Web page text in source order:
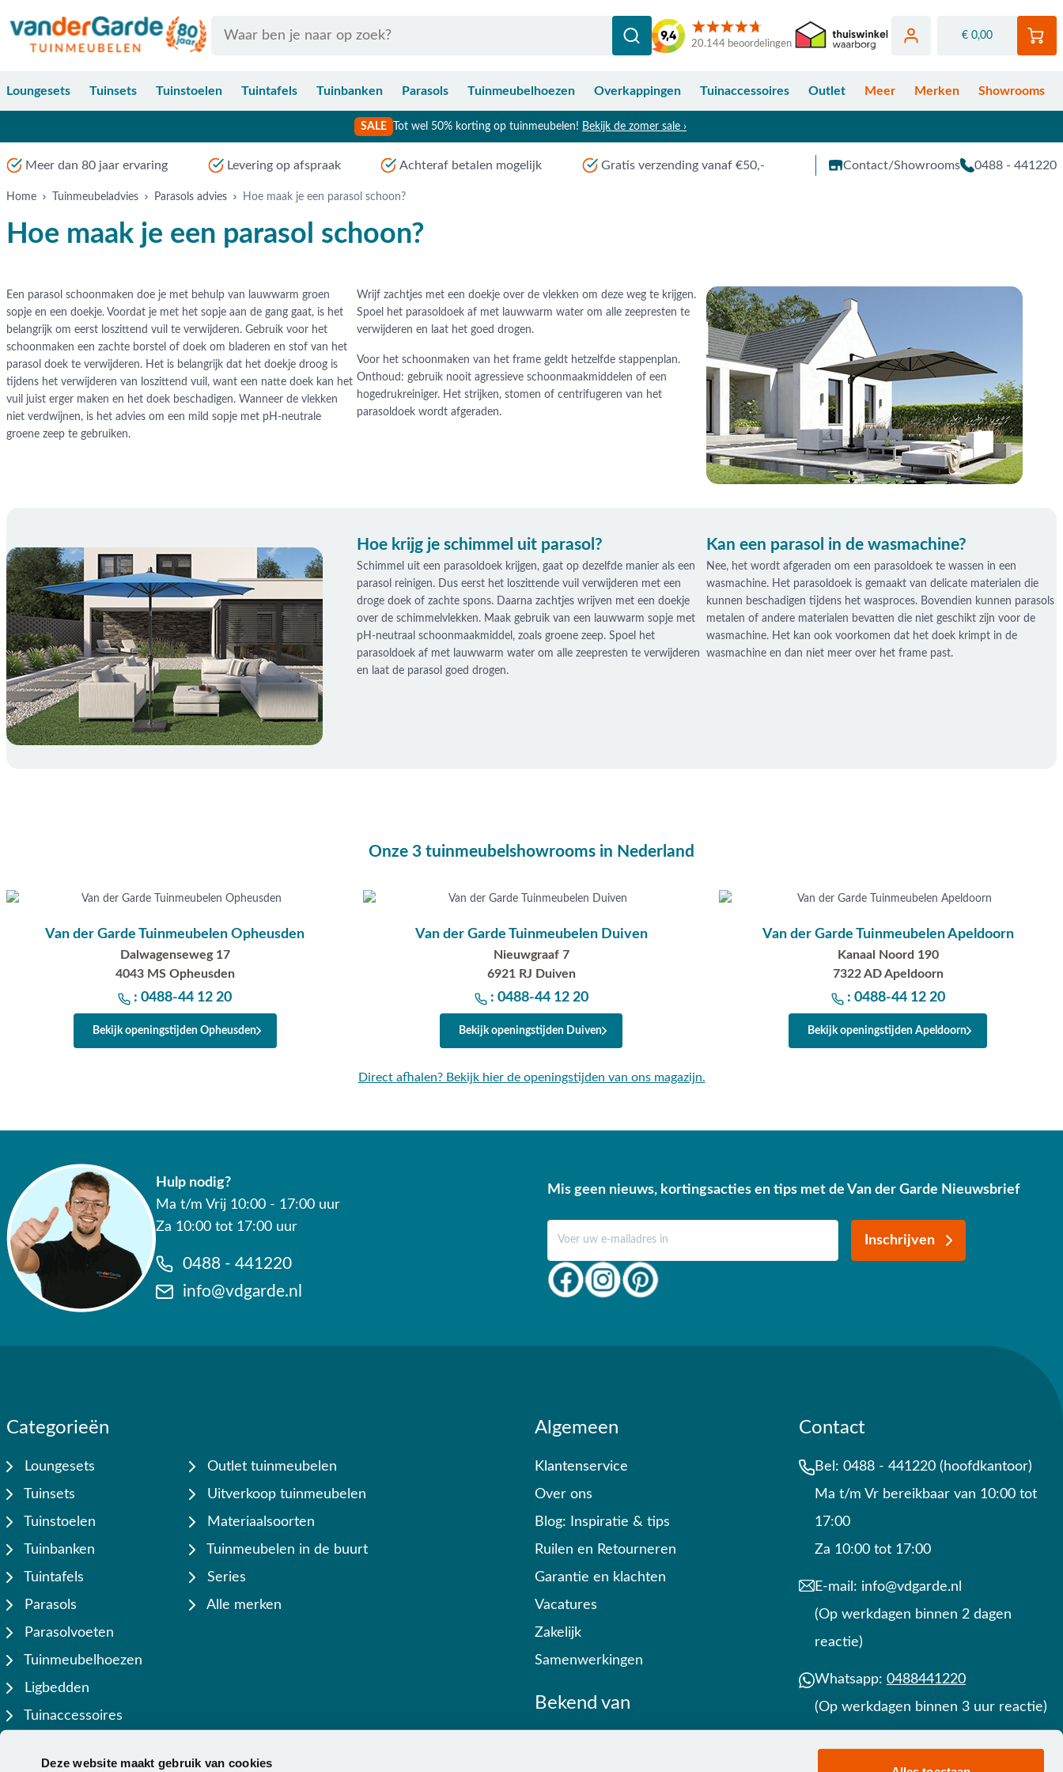
Deze website maakt gebruik van cookies
20.144 beoordelingen
€ 0,00
Loungesets Tuinsets Tuinstoelen Tuintafels Tuinbanken Parasols Tuinmeubelhoezen Overkappingen Tuinaccessoires Outlet Meer Merken Showrooms
SALE Tot wel 50% korting op tuinmeubelen! Bekijk de zomer sale ›
Meer dan 80 jaar ervaring Levering op afspraak Achteraf betalen mogelijk Gratis verzending vanaf €50,- Contact/Showrooms 0488 - 441220
Home Tuinmeubeladvies Parasols advies Hoe maak je een parasol schoon?
Hoe maak je een parasol schoon?
Een parasol schoonmaken doe je met behulp van lauwwarm groen
sopje en een doekje. Voordat je met het sopje aan de gang gaat, is het
belangrijk om eerst loszittend vuil te verwijderen. Gebruik voor het
schoonmaken een zachte borstel of doek om bladeren en stof van het
parasol doek te verwijderen. Het is belangrijk dat het doekje droog is
tijdens het verwijderen van loszittend vuil, want een natte doek kan het
vuil juist erger maken en het doek beschadigen. Wanneer de vlekken
niet verdwijnen, is het advies om een mild sopje met pH-neutrale
groene zeep te gebruiken.
Wrijf zachtjes met een doekje over de vlekken om deze weg te krijgen.
Spoel het parasoldoek af met lauwwarm water om alle zeepresten te
verwijderen en laat het goed drogen.
Voor het schoonmaken van het frame geldt hetzelfde stappenplan.
Onthoud: gebruik nooit agressieve schoonmaakmiddelen of een
hogedrukreiniger. Het strijken, stomen of centrifugeren van het
parasoldoek wordt afgeraden.
Hoe krijg je schimmel uit parasol?
Schimmel uit een parasoldoek krijgen, gaat op dezelfde manier als een
parasol reinigen. Dus eerst het loszittende vuil verwijderen met een
droge doek of zachte spons. Daarna zachtjes wrijven met een doekje
over de schimmelvlekken. Maak gebruik van een lauwwarm sopje met
pH-neutraal schoonmaakmiddel, zoals groene zeep. Spoel het
parasoldoek af met lauwwarm water om alle zeepresten te verwijderen
en laat de parasol goed drogen.
Kan een parasol in de wasmachine?
Nee, het wordt afgeraden om een parasoldoek te wassen in een
wasmachine. Het parasoldoek is gemaakt van delicate materialen die
kunnen beschadigen tijdens het wasproces. Bovendien kunnen parasols
metalen of andere materialen bevatten die niet geschikt zijn voor de
wasmachine. Het kan ook voorkomen dat het doek krimpt in de
wasmachine en dan niet meer over het frame past.
Onze 3 tuinmeubelshowrooms in Nederland
Van der Garde Tuinmeubelen Opheusden
Dalwagenseweg 17
4043 MS Opheusden
: 0488-44 12 20
Bekijk openingstijden Opheusden
Van der Garde Tuinmeubelen Duiven
Nieuwgraaf 7
6921 RJ Duiven
: 0488-44 12 20
Bekijk openingstijden Duiven
Van der Garde Tuinmeubelen Apeldoorn
Kanaal Noord 190
7322 AD Apeldoorn
: 0488-44 12 20
Bekijk openingstijden Apeldoorn
Direct afhalen? Bekijk hier de openingstijden van ons magazijn.
Hulp nodig?
Ma t/m Vrij 10:00 - 17:00 uur
Za 10:00 tot 17:00 uur
0488 - 441220
info@vdgarde.nl
Mis geen nieuws, kortingsacties en tips met de Van der Garde Nieuwsbrief
Inschrijven
Categorieën
Loungesets
Tuinsets
Tuinstoelen
Tuinbanken
Tuintafels
Parasols
Parasolvoeten
Tuinmeubelhoezen
Ligbedden
Tuinaccessoires
Outlet tuinmeubelen
Uitverkoop tuinmeubelen
Materiaalsoorten
Tuinmeubelen in de buurt
Series
Alle merken
Algemeen
Klantenservice
Over ons
Blog: Inspiratie & tips
Ruilen en Retourneren
Garantie en klachten
Vacatures
Zakelijk
Samenwerkingen
Bekend van
Contact
Bel: 0488 - 441220 (hoofdkantoor)
Ma t/m Vr bereikbaar van 10:00 tot
17:00
Za 10:00 tot 17:00
E-mail: info@vdgarde.nl
(Op werkdagen binnen 2 dagen
reactie)
Whatsapp: 0488441220
(Op werkdagen binnen 3 uur reactie)